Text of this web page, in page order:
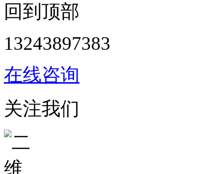
回到顶部
13243897383
在线咨询
关注我们